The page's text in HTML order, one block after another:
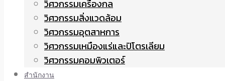
วิศวกรรมเครื่องกล
วิศวกรรมสิ่งแวดล้อม
วิศวกรรมอุตสาหการ
วิศวกรรมเหมืองแร่และปิโตรเลียม
วิศวกรรมคอมพิวเตอร์
สำนักงาน